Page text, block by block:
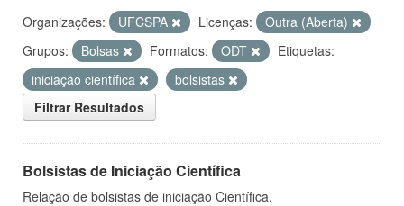
Organizações: UFCSPA Licenças:
Outra (Aberta)
Grupos:
Bolsas Formatos: ODT
Etiquetas:
iniciação científica
bolsistas
Filtrar Resultados
Bolsistas de Iniciação Científica
Relação de bolsistas de iniciação Científica.